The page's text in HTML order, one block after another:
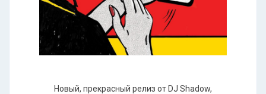
Новый, прекрасный релиз от DJ Shadow,